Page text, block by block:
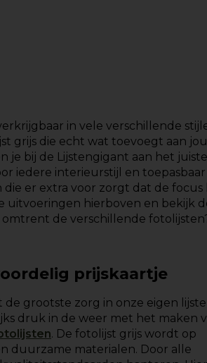
in vele verschillende
grijs die echt wat toevoegt aan
je bij de Lijstengigant aan het
iedere interieurstijl en
die er extra voor zorgt dat de
uitvoeringen hierboven en bekijk
de verschillende
prijskaartje
grootste zorg in onze eigen
druk in de weer met het maken
. De fotolijst grijs wordt op
duurzame materialen. Door alle